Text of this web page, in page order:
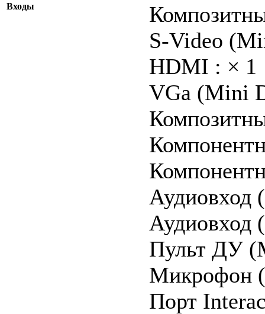
Входы
S-Video
HDMI : × 1
VGа (Mini
Аудиовход
Аудиовход
Пульт ДУ
Микрофон
Порт